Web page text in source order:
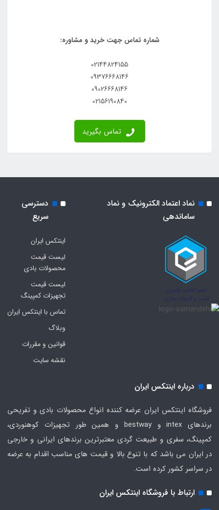
شماره تماس جهت خرید و مشاوره:
02144824155
09376668146
09026668146
02156190840
تماس بگیرید
نماد اعتماد الکترونیک و نماد
ساماندهی
دسترسی
سریع
اینتکس ایران
لیست قیمت
محصولات بادی
لیست قیمت
تجهیزات کمپینگ
تماس با اینتکس ایران
وبلاگ
قوانین و مقررات
نقشه سایت
درباره اینتکس ایران
فروشگاه اینتکس ایران عرضه کننده انواع محصولات بادی و تفریحی
برندهای intex و bestway و همین طور تجهیزات کوهنوردی،
کمپینگ، سفری و طبیعت گردی معتبرترین برندهای ایرانی و خارجی
در ایران می باشد که با تنوع بالا و قیمت های مناسب اقدام به عرضه
در سراسر کشور کرده است.
ارتباط با فروشگاه اینتکس ایران